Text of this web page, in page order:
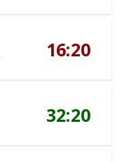
16:20
32:20